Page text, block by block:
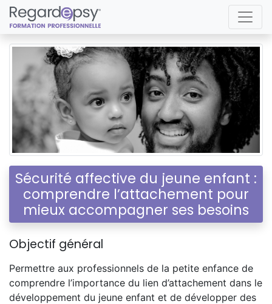
Sécurité affective du jeune enfant :
comprendre l’attachement pour
mieux accompagner ses besoins
Objectif général
Permettre aux professionnels de la petite enfance de
comprendre l’importance du lien d’attachement dans le
développement du jeune enfant et de développer des